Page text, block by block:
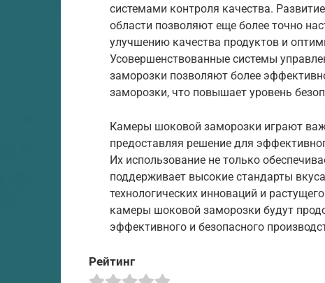
системами контроля качества.
области позволяют еще более точно
улучшению качества продуктов и
Усовершенствованные системы
заморозки позволяют более
заморозки, что повышает уровень
Камеры шоковой заморозки играют
предоставляя решение для
Их использование не только
поддерживает высокие стандарты
технологических инноваций и
камеры шоковой заморозки будут
эффективного и безопасного
Рейтинг